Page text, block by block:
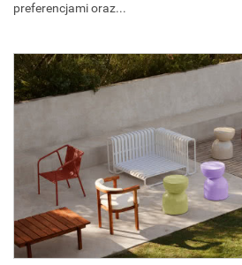
preferencjami oraz...